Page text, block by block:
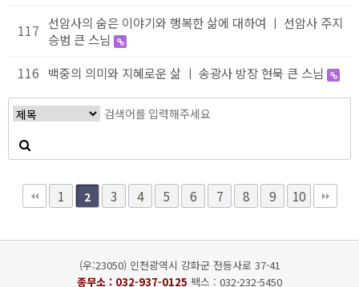
117 선암사의 숨은 이야기와 행복한 삶에 대하여 ㅣ 선암사 주지
승범 큰 스님
116 백중의 의미와 지혜로운 삶 ㅣ 송광사 방장 현묵 큰 스님
1 2 3 4 5 6 7 8 9 10
(우:23050) 인천광역시 강화군 전등사로 37-41
종무소 : 032-937-0125 팩스 : 032-232-5450